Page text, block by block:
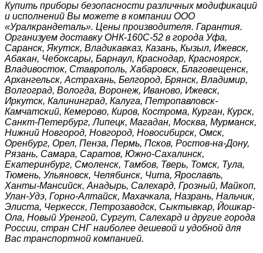
Купить приборы безопасности различных модификаций
и исполнений Вы можете в компании ООО
«Уралкрандеталь». Цены производителя. Гарантия.
Организуем доставку ОНК-160С-52 в города Уфа,
Саранск, Якутск, Владикавказ, Казань, Кызыл, Ижевск,
Абакан, Чебоксары, Барнаул, Краснодар, Красноярск,
Владивосток, Ставрополь, Хабаровск, Благовещенск,
Архангельск, Астрахань, Белгород, Брянск, Владимир,
Волгоград, Вологда, Воронеж, Иваново, Ижевск,
Иркутск, Калининград, Калуга, Петропавловск-
Камчатский, Кемерово, Киров, Кострома, Курган, Курск,
Санкт-Петербург, Липецк, Магадан, Москва, Мурманск,
Нижний Новгород, Новгород, Новосибирск, Омск,
Оренбург, Орел, Пенза, Пермь, Псков, Ростов-на-Дону,
Рязань, Самара, Саратов, Южно-Сахалинск,
Екатеринбург, Смоленск, Тамбов, Тверь, Томск, Тула,
Тюмень, Ульяновск, Челябинск, Чита, Ярославль,
Ханты-Мансийск, Анадырь, Салехард, Грозный, Майкоп,
Улан-Удэ, Горно-Алтайск, Махачкала, Назрань, Нальчик,
Элиста, Черкесск, Петрозаводск, Сыктывкар, Йошкар-
Ола, Новый Уренгой, Сургут, Салехард и другие города
России, стран СНГ наиболее дешевой и удобной для
Вас транспортной компанией.